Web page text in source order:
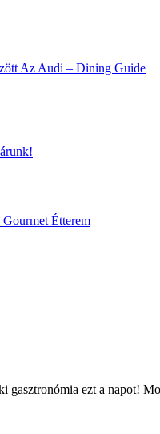
Az Audi – Dining Guide
Étterem
gasztronómia ezt a napot!